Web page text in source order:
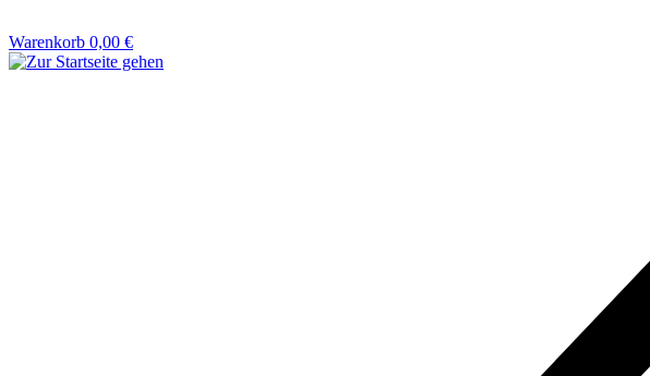
Warenkorb 0,00 €